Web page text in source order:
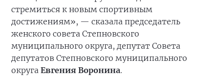
стремиться к новым спортивным
достижениям», — сказала председатель
женского совета Степновского
муниципального округа, депутат Совета
депутатов Степновского муниципального
округа Евгения Воронина.